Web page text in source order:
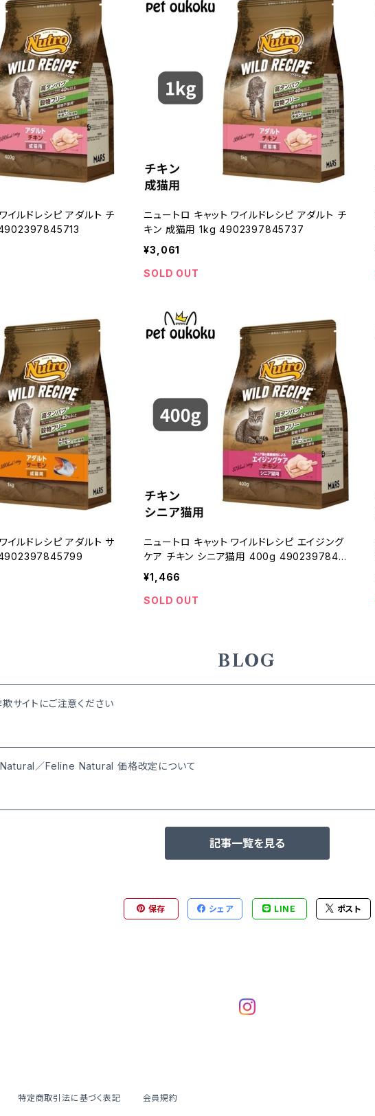
イルドレシピ アダルト チ
ニュートロ キャット ワイルドレシピ アダルト チ
キン 成猫用 1kg 4902397845737
¥3,061
SOLD OUT
イルドレシピ アダルト サ
4902397845799
ニュートロ キャット ワイルドレシピ エイジング
ケア チキン シニア猫用 400g 4902397845
836
¥1,466
SOLD OUT
BLOG
欺サイトにご注意ください
Natural／Feline Natural 価格改定について
記事一覧を見る
保存 シェア LINE ポスト
特定商取引法に基づく表記 会員規約